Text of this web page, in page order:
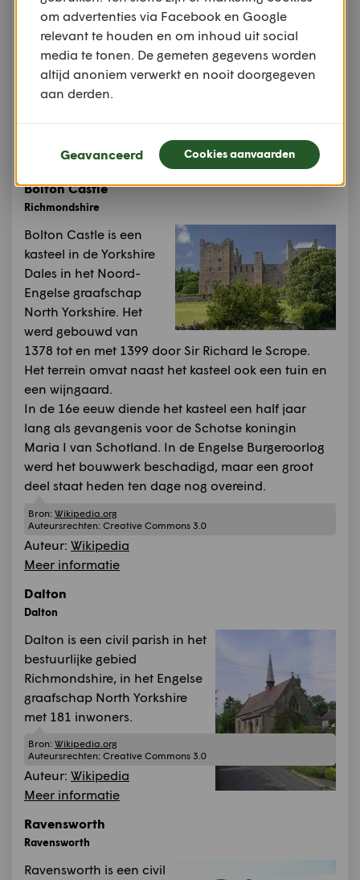
bestuurlijke gebied
Richmondshire, in het
Engelse graafschap
North Yorkshire met 178
inwoners.
Meer informatie
Bolton Castle
Richmondshire
Bolton Castle is een
kasteel in de Yorkshire
Dales in het Noord-
Engelse graafschap
North Yorkshire. Het
werd gebouwd van
1378 tot en met 1399 door Sir Richard le Scrope.
Het terrein omvat naast het kasteel ook een tuin en
een wijngaard.
In de 16e eeuw diende het kasteel een half jaar
lang als gevangenis voor de Schotse koningin
Maria I van Schotland. In de Engelse Burgeroorlog
werd het bouwwerk beschadigd, maar een groot
deel staat heden ten dage nog overeind.
Bron: Wikipedia.org
Auteursrechten: Creative Commons 3.0
Auteur: Wikipedia
Meer informatie
Dalton
Dalton
Dalton is een civil parish in het
bestuurlijke gebied
Richmondshire, in het Engelse
graafschap North Yorkshire
met 181 inwoners.
Bron: Wikipedia.org
Auteursrechten: Creative Commons 3.0
Auteur: Wikipedia
Meer informatie
Ravensworth
Ravensworth
Ravensworth is een civil
om advertenties via Facebook en Google
relevant te houden en om inhoud uit social
media te tonen. De gemeten gegevens worden
altijd anoniem verwerkt en nooit doorgegeven
aan derden.
Geavanceerd Cookies aanvaarden